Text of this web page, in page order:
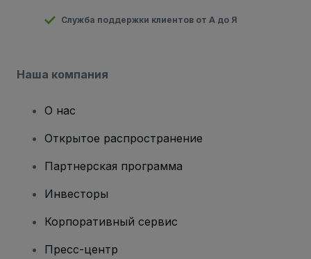
Служба поддержки клиентов от А до Я
Наша компания
О нас
Открытое распространение
Партнерская программа
Инвесторы
Корпоративный сервис
Пресс-центр